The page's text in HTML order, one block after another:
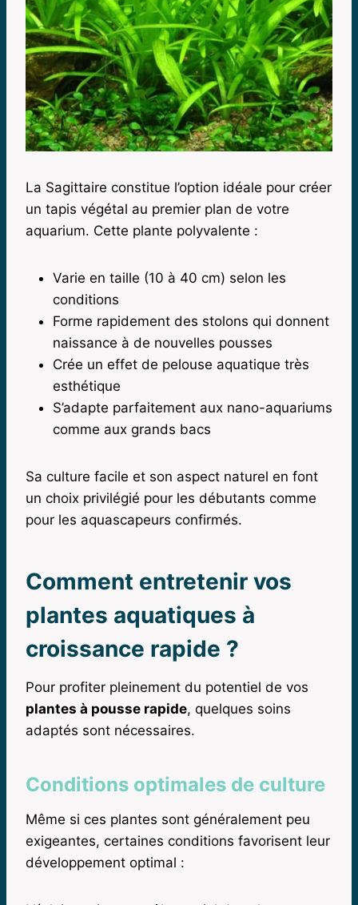
La Sagittaire constitue l’option idéale pour créer
un tapis végétal au premier plan de votre
aquarium. Cette plante polyvalente :
Varie en taille (10 à 40 cm) selon les
conditions
Forme rapidement des stolons qui donnent
naissance à de nouvelles pousses
Crée un effet de pelouse aquatique très
esthétique
S’adapte parfaitement aux nano-aquariums
comme aux grands bacs
Sa culture facile et son aspect naturel en font
un choix privilégié pour les débutants comme
pour les aquascapeurs confirmés.
Comment entretenir vos
plantes aquatiques à
croissance rapide ?
Pour profiter pleinement du potentiel de vos
plantes à pousse rapide, quelques soins
adaptés sont nécessaires.
Conditions optimales de culture
Même si ces plantes sont généralement peu
exigeantes, certaines conditions favorisent leur
développement optimal :